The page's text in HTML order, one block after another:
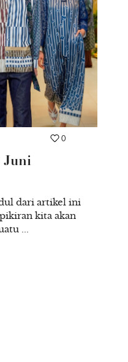
0
Juni
dari artikel ini
kita akan
...